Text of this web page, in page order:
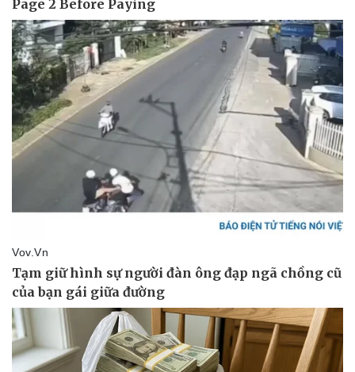
Nhi khoa
Nam khoa
Làm đẹp - giảm cân
Phòng mạch online
Ăn sạch sống khỏe